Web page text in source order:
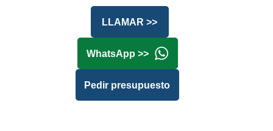
LLAMAR >>
WhatsApp >>
Pedir presupuesto